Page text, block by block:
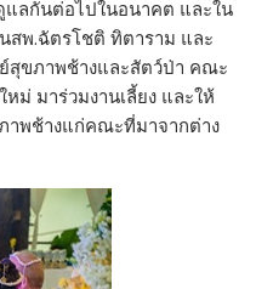
แลกันต่อไปในอนาคต และใน
สพ.ฉัตรโชติ ทิตาราม และ
ขภาพช้างและสัตว์ป่า คณะ
ม่ มาร่วมงานเลี้ยง และให้
าพช้างแก่คณะที่มาจากต่าง